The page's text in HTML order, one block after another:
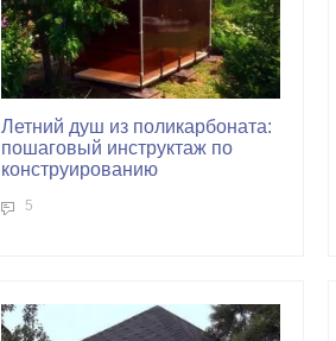
Летний душ из поликарбоната:
пошаговый инструктаж по
конструированию
5